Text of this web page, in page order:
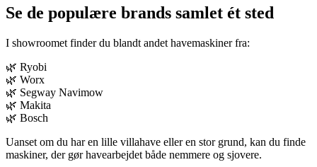
Se de populære brands samlet ét sted
I showroomet finder du blandt andet havemaskiner fra:
🌿 Ryobi
🌿 Worx
🌿 Segway Navimow
🌿 Makita
🌿 Bosch
Uanset om du har en lille villahave eller en stor grund, kan du finde
maskiner, der gør havearbejdet både nemmere og sjovere.